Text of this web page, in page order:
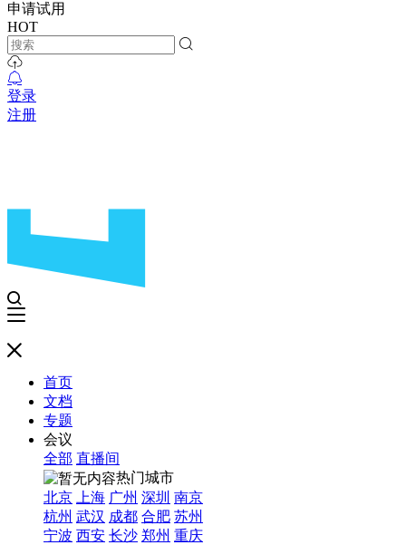
申请试用
HOT
登录
注册
首页
文档
专题
会议
全部 直播间
热门城市
北京
上海 广州 深圳 南京
杭州 武汉 成都 合肥 苏州
宁波 西安 长沙 郑州 重庆